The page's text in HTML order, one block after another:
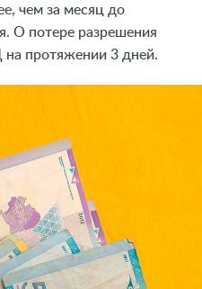
чем за месяц до
О потере разрешения
протяжении 3 дней.